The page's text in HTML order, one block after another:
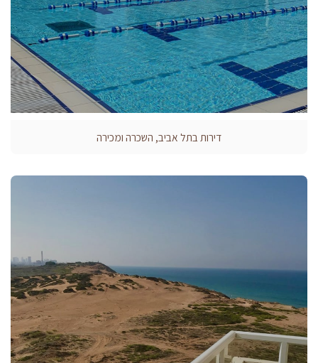
דירות בתל אביב, השכרה ומכירה